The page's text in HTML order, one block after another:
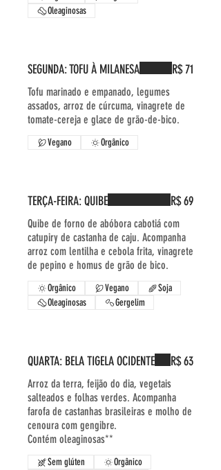
Oleaginosas
SEGUNDA: TOFU À MILANESA
Tofu marinado e empanado, legumes
assados, arroz de cúrcuma, vinagrete de
tomate-cereja e glace de grão-de-bico.
R$ 71
Vegano Orgânico
TERÇA-FEIRA: QUIBE
Quibe de forno de abóbora cabotiá com
catupiry de castanha de caju. Acompanha
arroz com lentilha e cebola frita, vinagrete
de pepino e homus de grão de bico.
R$ 69
Orgânico Vegano
Soja
Oleaginosas
Gergelim
QUARTA: BELA TIGELA OCIDENTE
Arroz da terra, feijão do dia, vegetais
salteados e folhas verdes. Acompanha
farofa de castanhas brasileiras e molho de
cenoura com gengibre.
Contém oleaginosas**
R$ 63
Sem glúten
Orgânico